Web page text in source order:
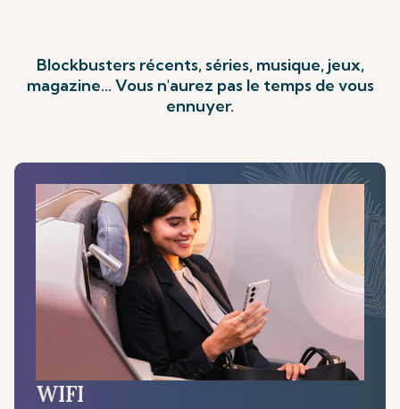
Blockbusters récents, séries, musique, jeux,
magazine... Vous n'aurez pas le temps de vous
ennuyer.
WIFI